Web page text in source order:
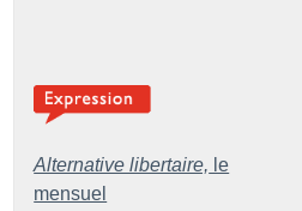
Alternative libertaire, le
mensuel